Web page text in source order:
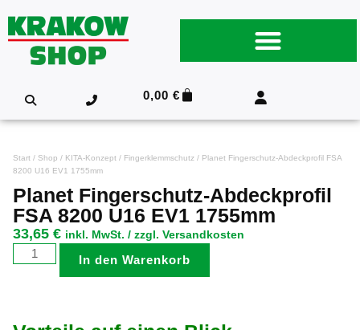
0,00€
Start / Shop / KITA-Konzept / Fingerklemmschutz / Planet Fingerschutz-Abdeckprofil FSA
8200 U16 EV1 1755mm
Planet Fingerschutz-Abdeckprofil
FSA 8200 U16 EV1 1755mm
33,65 € inkl. MwSt. / zzgl. Versandkosten
In den Warenkorb